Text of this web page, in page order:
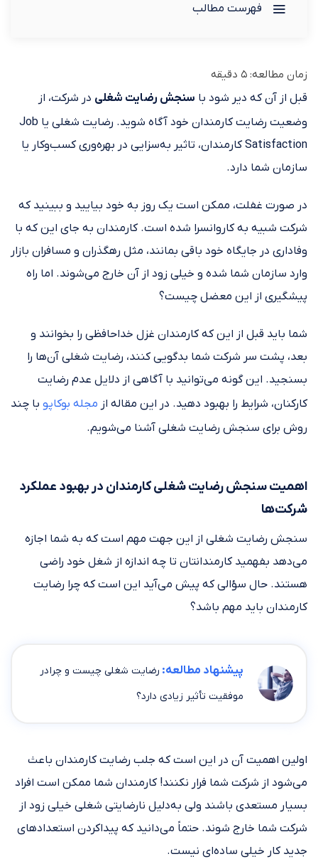
فهرست مطالب
زمان مطالعه: 5 دقیقه
قبل از آن که دیر شود با سنجش رضایت شغلی در شرکت، از
وضعیت رضایت کارمندان خود آگاه شوید. رضایت شغلی یا Job
Satisfaction کارمندان، تاثیر به‌سزایی در بهره‌وری کسب‌وکار یا
سازمان شما دارد.
در صورت غفلت، ممکن است یک روز به خود بیایید و ببینید که
شرکت شبیه به کاروانسرا شده است. کارمندان به جای این که با
وفاداری در جایگاه خود باقی بمانند، مثل رهگذران و مسافران بازار
وارد سازمان شما شده و خیلی زود از آن خارج می‌شوند. اما راه
پیشگیری از این معضل چیست؟
شما باید قبل از این که کارمندان غزل خداحافظی را بخوانند و
بعد، پشت سر شرکت شما بدگویی کنند، رضایت شغلی آن‌ها را
بسنجید. این گونه می‌توانید با آگاهی از دلایل عدم رضایت
کارکنان، شرایط را بهبود دهید. در این مقاله از مجله بوکاپو با چند
روش برای سنجش رضایت شغلی آشنا می‌شویم.
اهمیت سنجش رضایت شغلی کارمندان در بهبود عملکرد
شرکت‌ها
سنجش رضایت شغلی از این جهت مهم است که به شما اجازه
می‌دهد بفهمید کارمندانتان تا چه اندازه از شغل خود راضی
هستند. حال سؤالی که پیش می‌آید این است که چرا رضایت
کارمندان باید مهم باشد؟
پیشنهاد مطالعه: رضایت شغلی چیست و چرا در
موفقیت تأثیر زیادی دارد؟
اولین اهمیت آن در این است که جلب رضایت کارمندان باعث
می‌شود از شرکت شما فرار نکنند! کارمندان شما ممکن است افراد
بسیار مستعدی باشند ولی به‌دلیل نارضایتی شغلی خیلی زود از
شرکت شما خارج شوند. حتماً می‌دانید که پیداکردن استعدادهای
جدید کار خیلی ساده‌ای نیست.